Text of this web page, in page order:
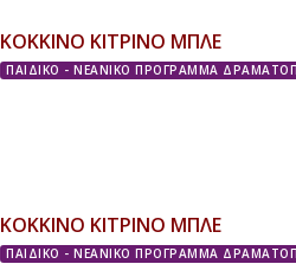
ΚΟΚΚΙΝΟ ΚΙΤΡΙΝΟ ΜΠΛΕ
ΠΑΙΔΙΚΟ - ΝΕΑΝΙΚΟ ΠΡΟΓΡΑΜΜΑ
ΚΟΚΚΙΝΟ ΚΙΤΡΙΝΟ ΜΠΛΕ
ΠΑΙΔΙΚΟ - ΝΕΑΝΙΚΟ ΠΡΟΓΡΑΜΜΑ